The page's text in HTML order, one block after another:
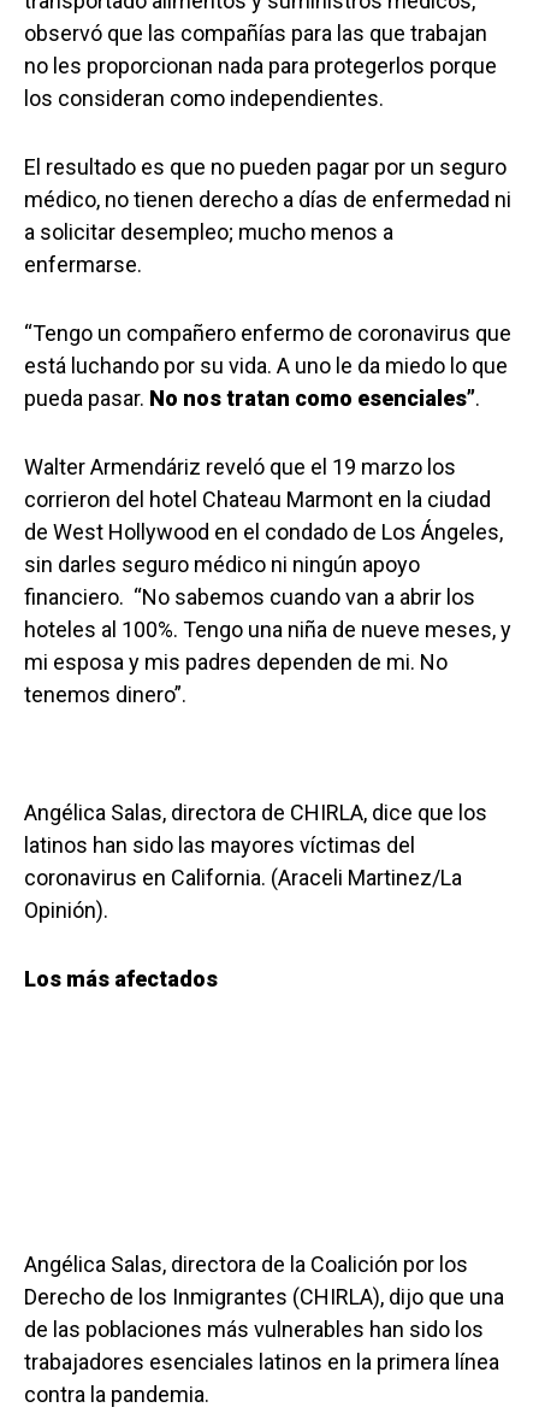
observó que las compañías para las que trabajan
no les proporcionan nada para protegerlos porque
los consideran como independientes.
El resultado es que no pueden pagar por un seguro
médico, no tienen derecho a días de enfermedad ni
a solicitar desempleo; mucho menos a
enfermarse.
“Tengo un compañero enfermo de coronavirus que
está luchando por su vida. A uno le da miedo lo que
pueda pasar. No nos tratan como esenciales”.
Walter Armendáriz reveló que el 19 marzo los
corrieron del hotel Chateau Marmont en la ciudad
de West Hollywood en el condado de Los Ángeles,
sin darles seguro médico ni ningún apoyo
financiero. “No sabemos cuando van a abrir los
hoteles al 100%. Tengo una niña de nueve meses, y
mi esposa y mis padres dependen de mi. No
tenemos dinero”.
Angélica Salas, directora de CHIRLA, dice que los
latinos han sido las mayores víctimas del
coronavirus en California. (Araceli Martinez/La
Opinión).
Los más afectados
Angélica Salas, directora de la Coalición por los
Derecho de los Inmigrantes (CHIRLA), dijo que una
de las poblaciones más vulnerables han sido los
trabajadores esenciales latinos en la primera línea
contra la pandemia.